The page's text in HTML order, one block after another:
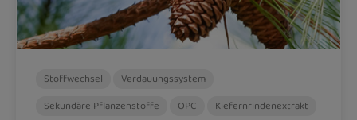
Stoffwechsel
Verdauungssystem
Sekundäre Pflanzenstoffe
OPC Kiefernrindenextrakt